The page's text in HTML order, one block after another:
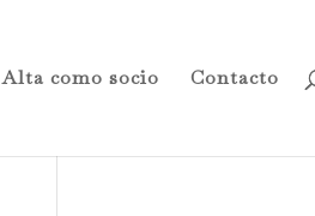
Alta como socio Contacto